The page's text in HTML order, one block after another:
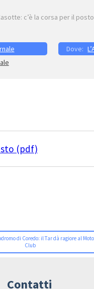
c’è la corsa per il
(pdf)
di Coredo: il Tar dà ragiore al Moto
Club
Contatti